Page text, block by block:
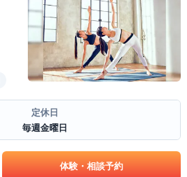
定休日
毎週金曜日
体験・相談予約